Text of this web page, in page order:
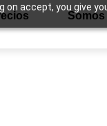
accept, you give
Somos